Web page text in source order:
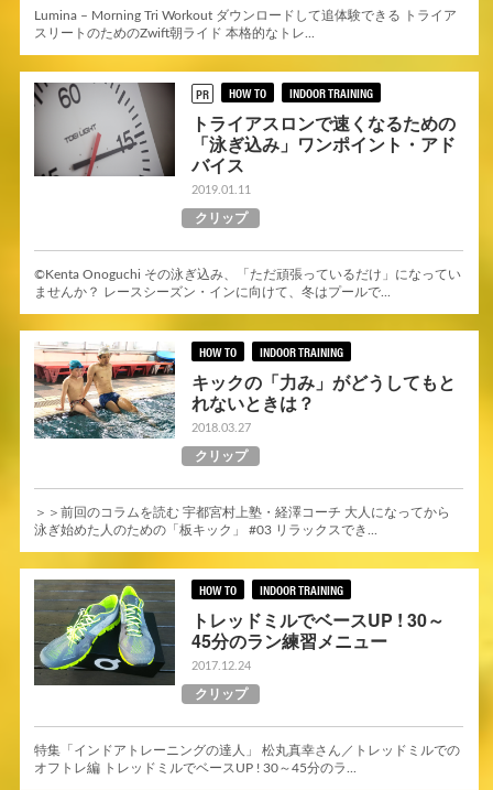
Lumina – Morning Tri Workout ダウンロードして追体験できる トライア
スリートのためのZwift朝ライド 本格的なトレ...
PR HOW TO INDOOR TRAINING
トライアスロンで速くなるための
「泳ぎ込み」ワンポイント・アド
バイス
2019.01.11
クリップ
©Kenta Onoguchi その泳ぎ込み、「ただ頑張っているだけ」になってい
ませんか？ レースシーズン・インに向けて、冬はプールで...
HOW TO INDOOR TRAINING
キックの「力み」がどうしてもと
れないときは？
2018.03.27
クリップ
＞＞前回のコラムを読む 宇都宮村上塾・経澤コーチ 大人になってから
泳ぎ始めた人のための「板キック」 #03 リラックスでき...
HOW TO INDOOR TRAINING
トレッドミルでベースUP ! 30～
45分のラン練習メニュー
2017.12.24
クリップ
特集「インドアトレーニングの達人」 松丸真幸さん／トレッドミルでの
オフトレ編 トレッドミルでベースUP ! 30～45分のラ...